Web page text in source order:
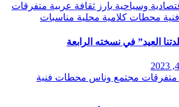
وسياحية بارز ثقافة عربية متفرقات
محطات كلامية محلية مناسبات
العيد” في نسخته الرابعة
متفرقات مجتمع وناس محطات فنية